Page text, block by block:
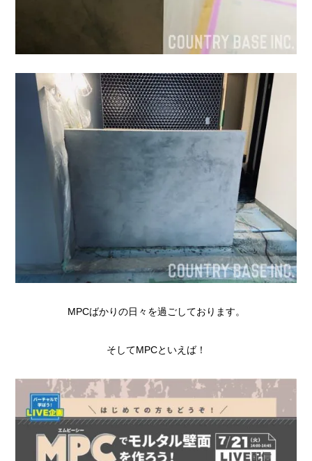
MPCばかりの日々を過ごしております。
そしてMPCといえば！